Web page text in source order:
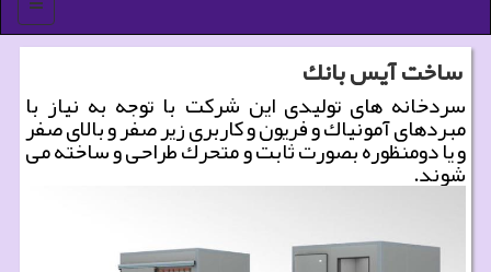
ساخت آیس بانك
سردخانه های تولیدی این شركت با توجه به نیاز با
مبردهای آمونیاك و فریون و كاربری زیر صفر و بالای صفر
و یا دومنظوره بصورت ثابت و متحرك طراحی و ساخته می
شوند.